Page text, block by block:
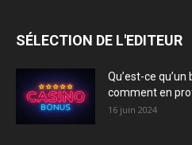
SÉLECTION DE L'EDITEUR
Qu’est-ce
comment en
16 juin 2024